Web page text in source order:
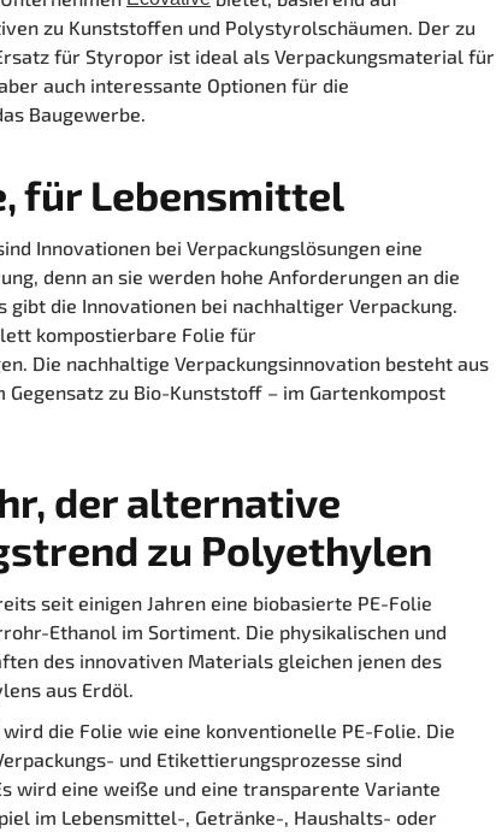
zu Kunststoffen und Polystyrolschäumen. Der zu
für Styropor ist ideal als Verpackungsmaterial für
auch interessante Optionen für die
Baugewerbe.
für Lebensmittel
Innovationen bei Verpackungslösungen eine
denn an sie werden hohe Anforderungen an die
gibt die Innovationen bei nachhaltiger Verpackung.
kompostierbare Folie für
Die nachhaltige Verpackungsinnovation besteht aus
Gegensatz zu Bio-Kunststoff – im Gartenkompost
der alternative
zu Polyethylen
seit einigen Jahren eine biobasierte PE-Folie
Ethanol im Sortiment. Die physikalischen und
des innovativen Materials gleichen jenen des
aus Erdöl.
die Folie wie eine konventionelle PE-Folie. Die
und Etikettierungsprozesse sind
wird eine weiße und eine transparente Variante
im Lebensmittel-, Getränke-, Haushalts- oder